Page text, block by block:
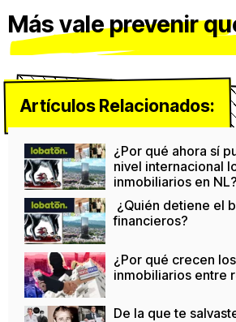
Más vale prevenir
Artículos Relacionados:
¿Por qué ahora sí
nivel internacional
inmobiliarios en NL?
¿Quién detiene el
financieros?
¿Por qué crecen
inmobiliarios entre
De la que te